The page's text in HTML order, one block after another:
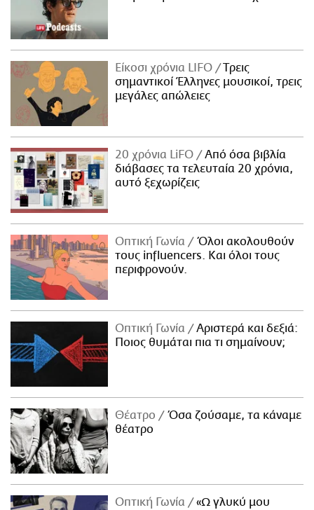
Είκοσι χρόνια LIFO
Tρεις
σημαντικοί Έλληνες μουσικοί, τρεις
μεγάλες απώλειες
20 χρόνια LiFO
Από όσα βιβλία
διάβασες τα τελευταία 20 χρόνια,
αυτό ξεχωρίζεις
Οπτική Γωνία
Όλοι ακολουθούν
τους influencers. Και όλοι τους
περιφρονούν.
Οπτική Γωνία
Αριστερά και δεξιά:
Ποιος θυμάται πια τι σημαίνουν;
Θέατρο
Όσα ζούσαμε, τα κάναμε
θέατρο
Οπτική Γωνία
«Ω γλυκύ μου